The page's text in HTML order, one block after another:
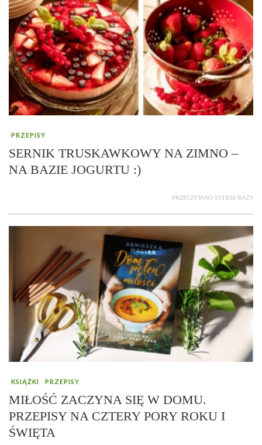
PRZEPISY
SERNIK TRUSKAWKOWY NA ZIMNO –
NA BAZIE JOGURTU :)
PRZECZYTANO 153 856 RAZY
KSIĄŻKI PRZEPISY
MIŁOŚĆ ZACZYNA SIĘ W DOMU.
PRZEPISY NA CZTERY PORY ROKU I
ŚWIĘTA